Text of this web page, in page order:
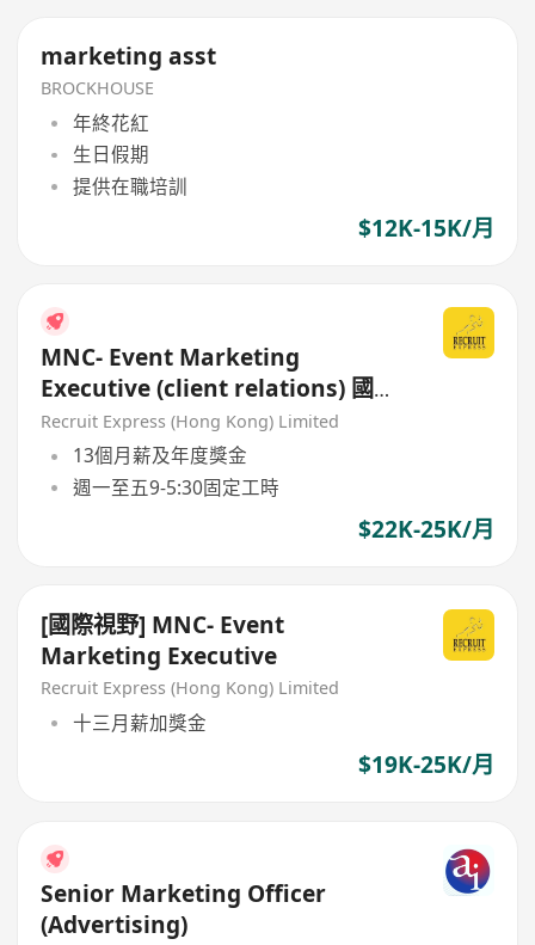
marketing asst
BROCKHOUSE
年終花紅
生日假期
提供在職培訓
$12K-15K/月
MNC- Event Marketing
Executive (client relations) 國際
視野
Recruit Express (Hong Kong) Limited
13個月薪及年度獎金
週一至五9-5:30固定工時
$22K-25K/月
[國際視野] MNC- Event
Marketing Executive
Recruit Express (Hong Kong) Limited
十三月薪加獎金
$19K-25K/月
Senior Marketing Officer
(Advertising)